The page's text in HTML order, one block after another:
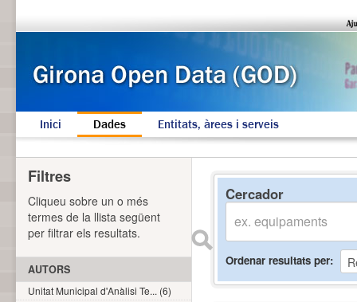
Inici Dades Entitats, àrees i serveis
Cercador
Ordenar resultats per
Filtres
Cliqueu sobre un o més
termes de la llista següent
per filtrar els resultats.
AUTORS
Unitat Municipal d'Anàlisi Te... (6)